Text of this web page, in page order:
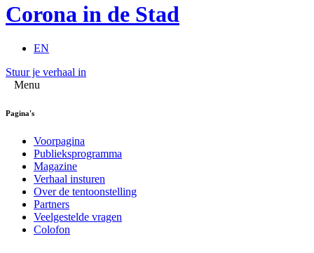
Corona in de Stad
EN
Stuur je verhaal in
Menu
Pagina's
Voorpagina
Publieksprogramma
Magazine
Verhaal insturen
Over de tentoonstelling
Partners
Veelgestelde vragen
Colofon